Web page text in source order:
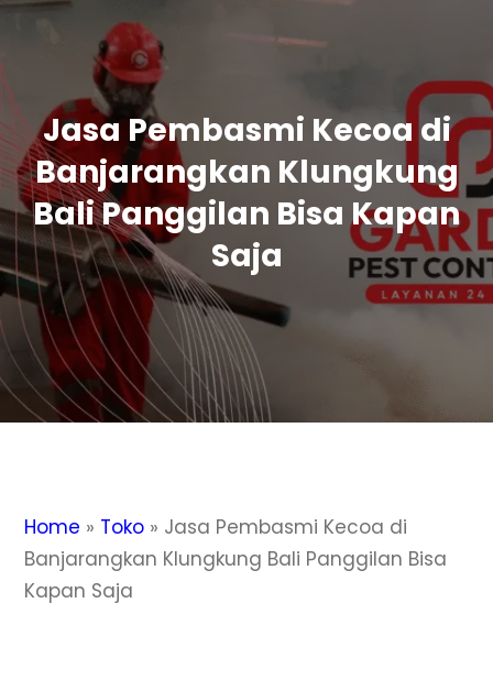
Jasa Pembasmi Kecoa di
Banjarangkan Klungkung
Bali Panggilan Bisa Kapan
Saja
Home » Toko » Jasa Pembasmi Kecoa di
Banjarangkan Klungkung Bali Panggilan Bisa
Kapan Saja